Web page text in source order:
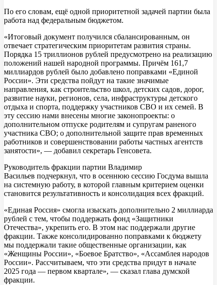
По его словам, ещё одной приоритетной задачей партии была
работа над федеральным бюджетом.
«Итоговый документ получился сбалансированным, он
отвечает стратегическим приоритетам развития страны.
Порядка 15 триллионов рублей предусмотрено на реализацию
положений нашей народной программы. Причём 161,7
миллиардов рублей было добавлено поправками «Единой
России». Эти средства пойдут на такие значимые
направления, как строительство школ, детских садов, дорог,
развитие науки, регионов, села, инфраструктуры детского
отдыха и спорта, поддержку участников СВО и их семей. В
эту сессию нами внесены многие законопроекты: о
дополнительном отпуске родителям и супругам раненого
участника СВО; о дополнительной защите прав временных
работников и совершенствовании работы частных агентств
занятости», — добавил секретарь Генсовета.
Руководитель фракции партии Владимир
Васильев подчеркнул, что в осеннюю сессию Госдума вышла
на системную работу, в которой главным критерием оценки
становится результативность и консолидация всех фракций.
«Единая Россия» смогла изыскать дополнительно 2 миллиарда
рублей с тем, чтобы поддержать фонд «Защитники
Отечества», укрепить его. В этом нас поддержали другие
фракции. Также консолидированно поправками к бюджету
мы поддержали такие общественные организации, как
«Женщины России», «Боевое Братство», «Ассамблея народов
России». Рассчитываем, что эти средства придут в начале
2025 года — первом квартале», — сказал глава думской
фракции.